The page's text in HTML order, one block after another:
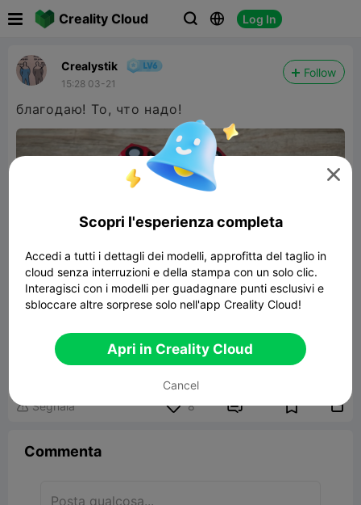
Creality Cloud   Log In
Сrealуstik
15:28 03-21
Follow
благодаю! То, что надо!
12 гранный кубик для 3D-
сканирования (магнит, метки 10х6мм)
257.93KB Modelli Correlati
 Segnala 8  
Commenta

Scopri l'esperienza completa
Accedi a tutti i dettagli dei modelli, approfitta del taglio in
cloud senza interruzioni e della stampa con un solo clic.
Interagisci con i modelli per guadagnare punti esclusivi e
sbloccare altre sorprese solo nell'app Creality Cloud!
Apri in Creality Cloud
Cancel